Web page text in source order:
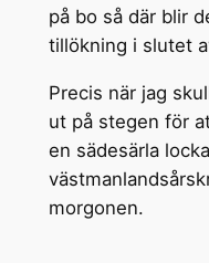
på bo så där blir
tillökning i slutet
Precis när jag
ut på stegen för
en sädesärla
morgonen.